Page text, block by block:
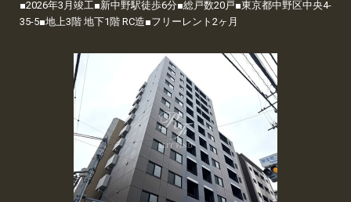
■2026年3月竣工■新中野駅徒歩6分■総戸数20戸■東京都中野区中央4-
35-5■地上3階 地下1階 RC造■フリーレント2ヶ月